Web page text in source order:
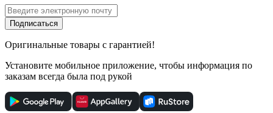
Подписаться
Оригинальные товары с гарантией!
Установите мобильное приложение, чтобы информация по
заказам всегда была под рукой